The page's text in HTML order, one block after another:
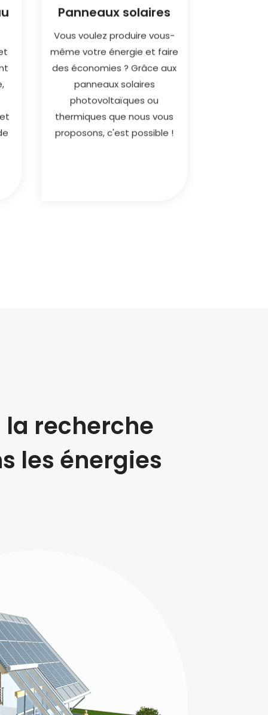
Panneaux solaires
Vous voulez produire vous-
même votre énergie et faire
des économies ? Grâce aux
panneaux solaires
photovoltaïques ou
thermiques que nous vous
proposons, c'est possible !
Réalisez votre
installation de
panneaux solaires
photovoltaïques ou
thermiques avec un
partenaire qui vous
durablement et
produisez votre propre
électricité.
la recherche
les énergies